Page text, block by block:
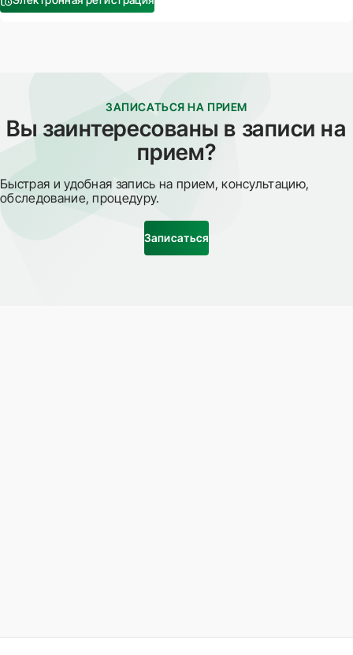
ЗАПИСАТЬСЯ НА ПРИЕМ
Вы заинтересованы в записи на
прием?
Быстрая и удобная запись на прием, консультацию,
обследование, процедуру.
Записаться